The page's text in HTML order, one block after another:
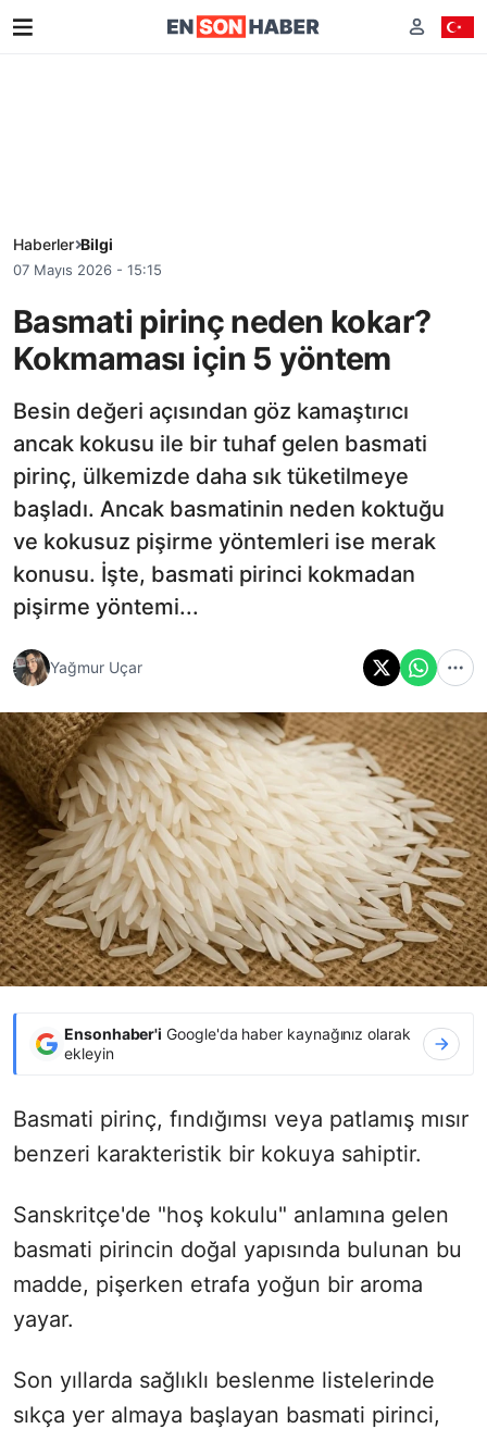
Haberler Bilgi
07 Mayıs 2026 - 15:15
Basmati pirinç neden kokar?
Kokmaması için 5 yöntem
Besin değeri açısından göz kamaştırıcı
ancak kokusu ile bir tuhaf gelen basmati
pirinç, ülkemizde daha sık tüketilmeye
başladı. Ancak basmatinin neden koktuğu
ve kokusuz pişirme yöntemleri ise merak
konusu. İşte, basmati pirinci kokmadan
pişirme yöntemi...
Yağmur Uçar
Ensonhaber'i Google'da haber kaynağınız olarak
ekleyin
Basmati pirinç, fındığımsı veya patlamış mısır
benzeri karakteristik bir kokuya sahiptir.
Sanskritçe'de "hoş kokulu" anlamına gelen
basmati pirincin doğal yapısında bulunan bu
madde, pişerken etrafa yoğun bir aroma
yayar.
Son yıllarda sağlıklı beslenme listelerinde
sıkça yer almaya başlayan basmati pirinci,